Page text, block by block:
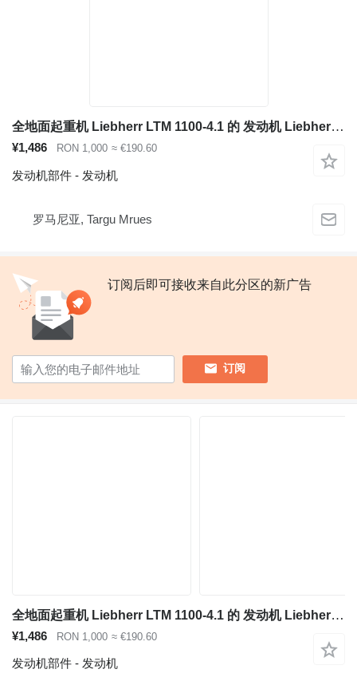
全地面起重机 Liebherr LTM 1100-4.1 的 发动机 Liebherr D924 TI-E A4
¥1,486 RON 1,000 ≈ €190.60
发动机部件 - 发动机
罗马尼亚, Targu Mrues
订阅后即可接收来自此分区的新广告
订阅
全地面起重机 Liebherr LTM 1100-4.1 的 发动机 Liebherr D924 TI-E A4
¥1,486 RON 1,000 ≈ €190.60
发动机部件 - 发动机